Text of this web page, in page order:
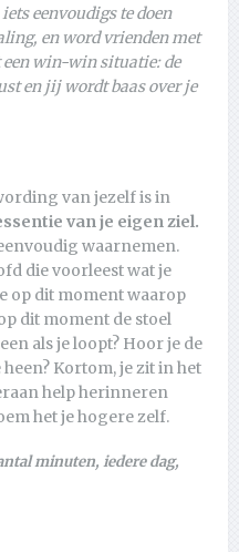
eenvoudigs te doen
en word vrienden met
een win-win situatie: de
en jij wordt baas over je
van jezelf is in
van je eigen ziel.
waarnemen.
die voorleest wat je
op dit moment waarop
dit moment de stoel
als je loopt? Hoor je de
Kortom, je zit in het
help herinneren
het je hogere zelf.
minuten, iedere dag,